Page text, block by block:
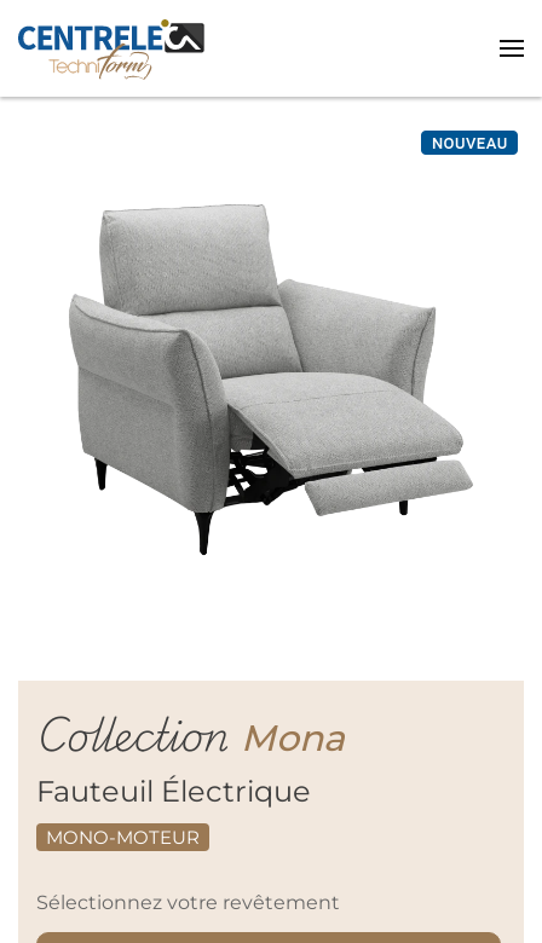
Accéder au contenu principal
Collection Mona
Fauteuil Électrique
MONO-MOTEUR
Sélectionnez votre revêtement